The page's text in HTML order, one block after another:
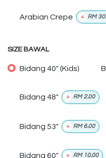
Arabian Crepe + RM
SIZE BAWAL
Bidang 40" (Kids)
Bidang 48" + RM2.00
Bidang 53" + RM 6.00
Bidang 60" + RM 10.00